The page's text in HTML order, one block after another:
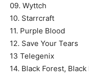
09. Wyttch
10. Starrcraft
11. Purple Blood
12. Save Your Tears
13 Telegenix
14. Black Forest, Black